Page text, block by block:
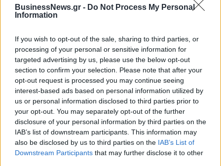
BusinessNews.gr - Do Not Process My Personal
Information
If you wish to opt-out of the sale, sharing to third parties, or
processing of your personal or sensitive information for
targeted advertising by us, please use the below opt-out
section to confirm your selection. Please note that after your
opt-out request is processed you may continue seeing
interest-based ads based on personal information utilized by
us or personal information disclosed to third parties prior to
your opt-out. You may separately opt-out of the further
disclosure of your personal information by third parties on the
IAB’s list of downstream participants. This information may
also be disclosed by us to third parties on the IAB’s List of
Downstream Participants that may further disclose it to other
FTSE4Good
Alpha Bank: Για πρώτη φορά το Αρχαίο Θέατρο Επιδαύρου άνοιξε τις
πύλες του σε όλους
ΠΕΡΙΣΣΌΤΕΡΑ ΣΕ ΑΥΤΉ ΤΗΝ ΚΑΤΗΓΟΡΊΑ